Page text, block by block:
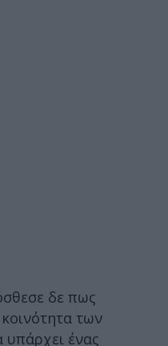
δε πως
των
υπάρχει ένας